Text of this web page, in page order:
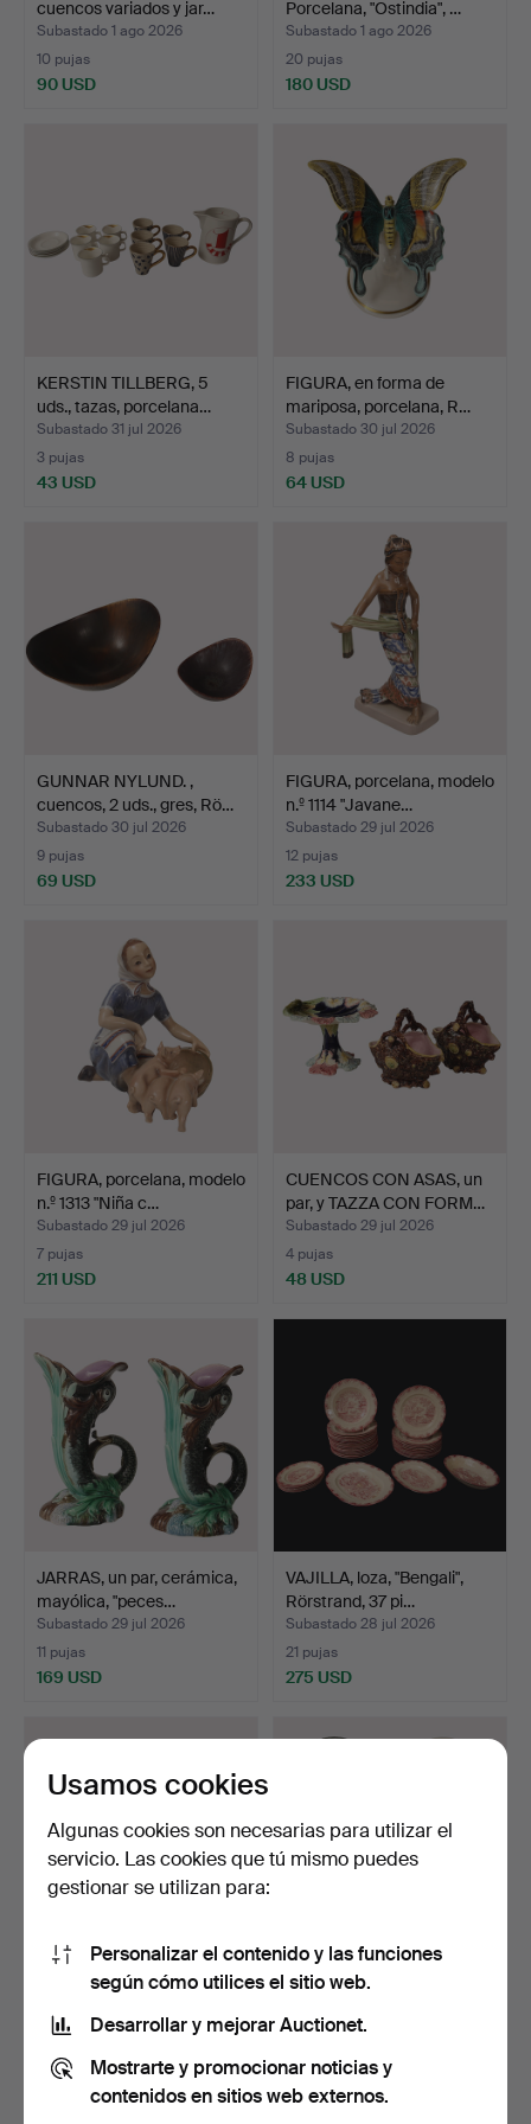
cuencos variados y jar…
Subastado 1 ago 2026
10 pujas
90 USD
Porcelana, "Ostindia", …
Subastado 1 ago 2026
20 pujas
180 USD
KERSTIN TILLBERG, 5
uds., tazas, porcelana…
Subastado 31 jul 2026
3 pujas
43 USD
FIGURA, en forma de
mariposa, porcelana, R…
Subastado 30 jul 2026
8 pujas
64 USD
GUNNAR NYLUND. ,
cuencos, 2 uds., gres, Rö…
Subastado 30 jul 2026
9 pujas
69 USD
FIGURA, porcelana, modelo
n.º 1114 "Javane…
Subastado 29 jul 2026
12 pujas
233 USD
FIGURA, porcelana, modelo
n.º 1313 "Niña c…
Subastado 29 jul 2026
7 pujas
211 USD
CUENCOS CON ASAS, un
par, y TAZZA CON FORM…
Subastado 29 jul 2026
4 pujas
48 USD
JARRAS, un par, cerámica,
mayólica, "peces…
Subastado 29 jul 2026
11 pujas
169 USD
VAJILLA, loza, "Bengali",
Rörstrand, 37 pi…
Subastado 28 jul 2026
21 pujas
275 USD
LEIF NILSSON. Gres,
cuencos variados, firm…
Subastado 28 jul 2026
43 USD
ULRIKA HYDMAN
cer…
Subastado 28 jul 2026
53 USD
Usamos cookies
Algunas cookies son necesarias para utilizar el
servicio. Las cookies que tú mismo puedes
gestionar se utilizan para:
Personalizar el contenido y las funciones
según cómo utilices el sitio web.
Desarrollar y mejorar Auctionet.
Mostrarte y promocionar noticias y
contenidos en sitios web externos.